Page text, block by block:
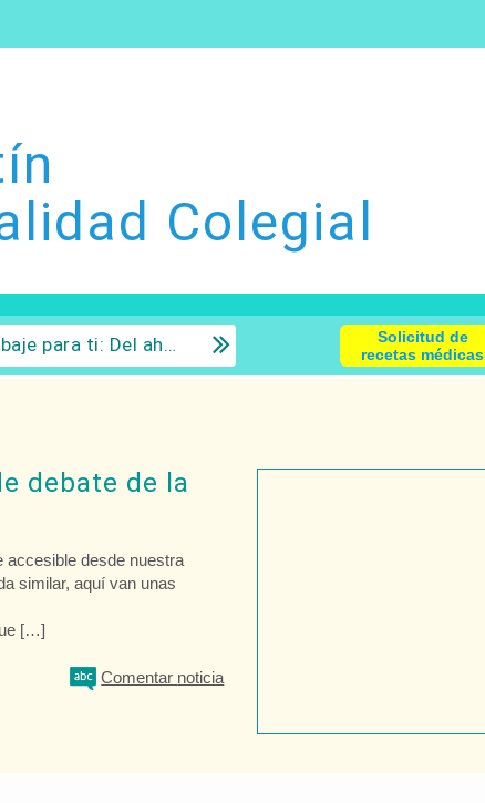
Colegial
la inversión con sentido común.
Solicitud de
recetas médicas
debate de la
accesible desde nuestra
similar, aquí van unas
[…]
Comentar noticia